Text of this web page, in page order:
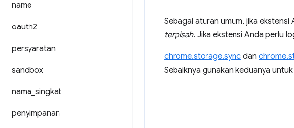
name
oauth2
persyaratan
sandbox
nama singkat
penyimpanan
Sebagai aturan umum, jika
terpisah. Jika ekstensi Anda perlu
chrome.storage.sync dan
Sebaiknya gunakan keduanya